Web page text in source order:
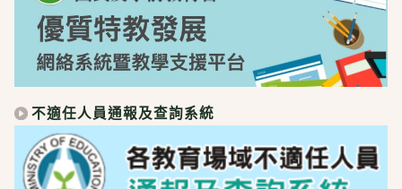
不適任人員通報及查詢系統